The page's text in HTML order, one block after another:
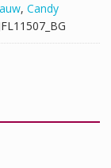
, Candy